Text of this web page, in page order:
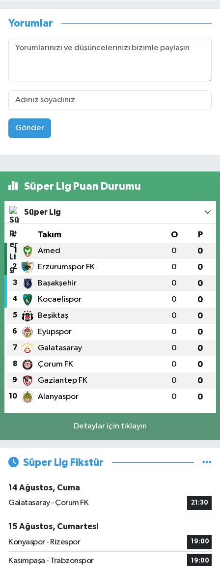
Yorumlar
Gönder
Süper Lig Puan Durumu
Süper Lig
# Takım O P
1 Amed 0 0
2 Erzurumspor FK 0 0
3 Başakşehir 0 0
4 Kocaelispor 0 0
5 Beşiktaş 0 0
6 Eyüpspor 0 0
7 Galatasaray 0 0
8 Çorum FK 0 0
9 Gaziantep FK 0 0
10 Alanyaspor 0 0
Detaylar için tıklayın
Süper Lig Fikstür
14 Ağustos, Cuma
Galatasaray - Çorum FK
21:30
15 Ağustos, Cumartesi
Konyaspor - Rizespor
19:00
Kasımpaşa - Trabzonspor 19:00